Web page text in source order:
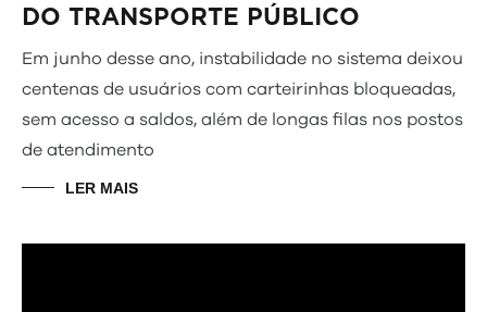
DO TRANSPORTE PÚBLICO
Em junho desse ano, instabilidade no sistema deixou
centenas de usuários com carteirinhas bloqueadas,
sem acesso a saldos, além de longas filas nos postos
de atendimento
LER MAIS